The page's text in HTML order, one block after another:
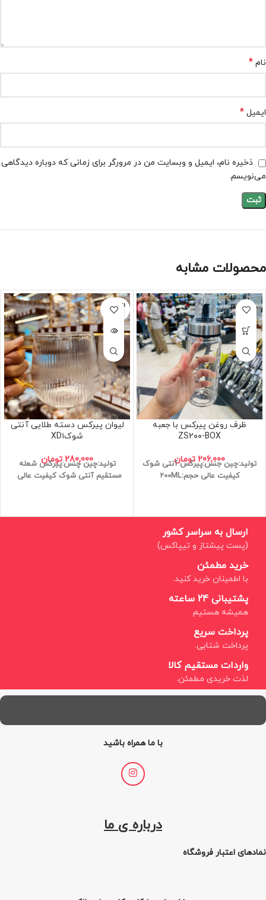
نام *
ایمیل *
ذخیره نام، ایمیل و وبسایت من در مرورگر برای زمانی که دوباره دیدگاهی
می‌نویسم.
محصولات مشابه
ظرف روغن پیرکس با جعبه
ZS۲۰۰-BOX
206,000 تومان تولید:چین جنس:پیرکس آنتی شوک
کیفیت عالی حجم:200ML
اتمام مو
جودی
لیوان پیرکس دسته طلایی آنتی
شوکXD۱
280,000 تومان تولید:چین چنس:پیرکس شعله
مستقیم آنتی شوک کیفیت عالی
ارسال به سراسر کشور
(پست پیشتاز و تیپاکس)
خرید مطمئن
با اطمینان خرید کنید.
پشتیبانی 24 ساعته
همیشه هستیم.
پرداخت سریع
پرداخت شتابی.
واردات مستقیم کالا
لذت خریدی مطمئن.
با ما همراه باشید
درباره ی ما
نمادهای اعتبار فروشگاه